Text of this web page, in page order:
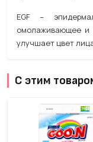
EGF –
омолаживающее и
улучшает цвет
С этим